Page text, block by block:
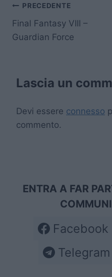
Navigazione
articoli
PRECEDENTE
Final Fantasy VIII –
Guardian Force
Lascia un
Devi essere connesso
commento.
ENTRA A FAR
Facebook
Telegram